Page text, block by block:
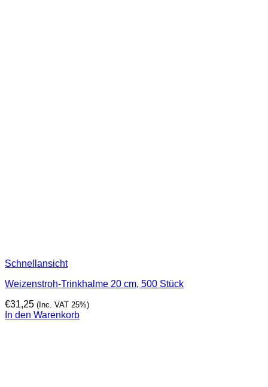
Schnellansicht
Weizenstroh-Trinkhalme 20 cm, 500 Stück
€31,25 (Inc. VAT 25%)
In den Warenkorb